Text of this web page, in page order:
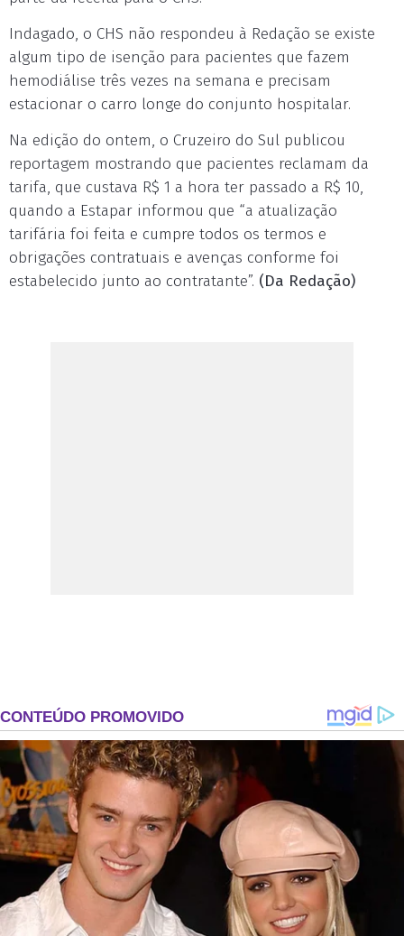
Indagado, o CHS não respondeu à Redação se existe
algum tipo de isenção para pacientes que fazem
hemodiálise três vezes na semana e precisam
estacionar o carro longe do conjunto hospitalar.
Na edição do ontem, o Cruzeiro do Sul publicou
reportagem mostrando que pacientes reclamam da
tarifa, que custava R$ 1 a hora ter passado a R$ 10,
quando a Estapar informou que “a atualização
tarifária foi feita e cumpre todos os termos e
obrigações contratuais e avenças conforme foi
estabelecido junto ao contratante”. (Da Redação)